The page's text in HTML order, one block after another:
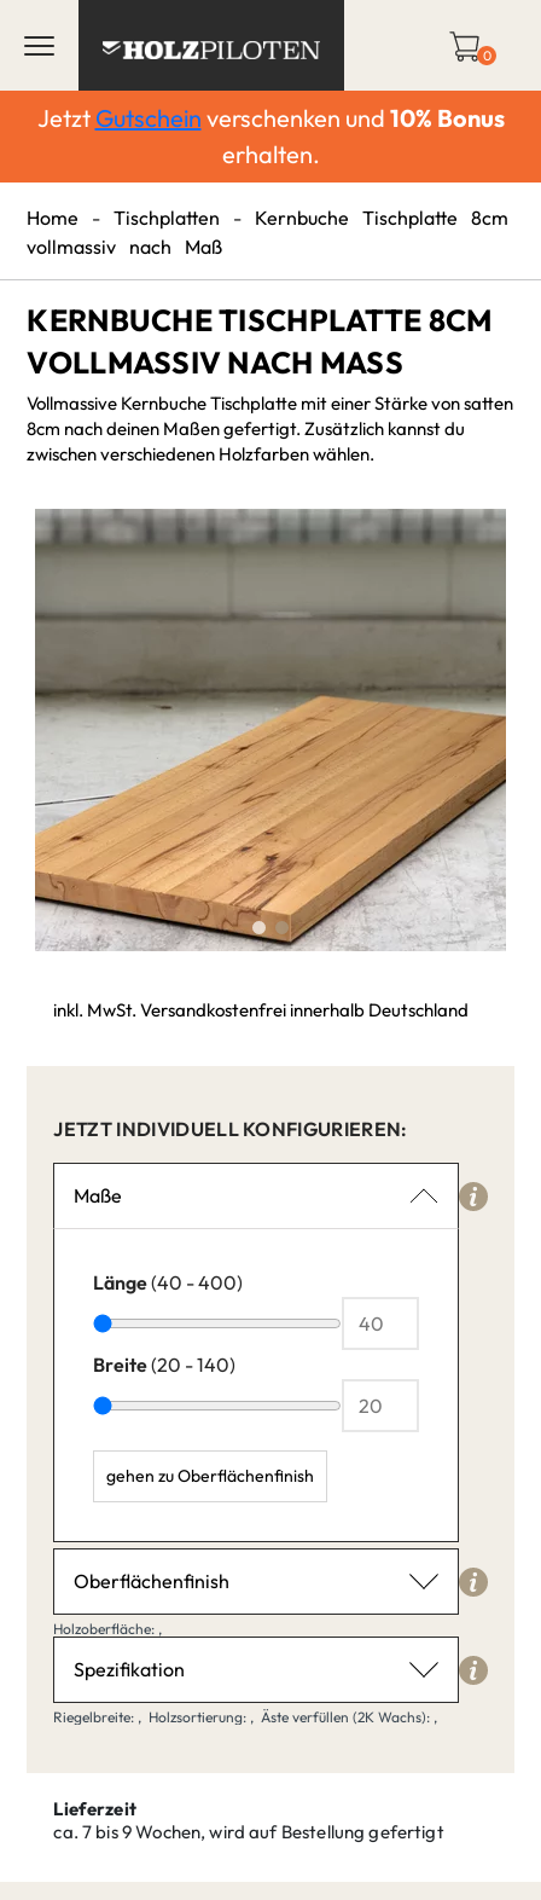
0
Jetzt Gutschein verschenken und 10% Bonus
erhalten.
Home - Tischplatten - Kernbuche Tischplatte 8cm
vollmassiv nach Maß
KERNBUCHE TISCHPLATTE 8CM
VOLLMASSIV NACH MASS
Vollmassive Kernbuche Tischplatte mit einer Stärke von satten
8cm nach deinen Maßen gefertigt. Zusätzlich kannst du
zwischen verschiedenen Holzfarben wählen.
inkl. MwSt. Versandkostenfrei innerhalb Deutschland
JETZT INDIVIDUELL KONFIGURIEREN:
Maße
Länge(40 - 400)
Breite(20 - 140)
gehen zu Oberflächenfinish
Oberflächenfinish
Holzoberfläche
Holzoberfläche: ,
Spezifikation
Riegelbreite( - )
Holzsortierung
Äste verfüllen (2K Wachs)( - )
Riegelbreite: , Holzsortierung: ,Äste verfüllen (2K Wachs): ,
Lieferzeit
ca. 7 bis 9 Wochen, wird auf Bestellung gefertigt